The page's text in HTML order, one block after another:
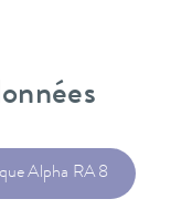
Alpha RA 8